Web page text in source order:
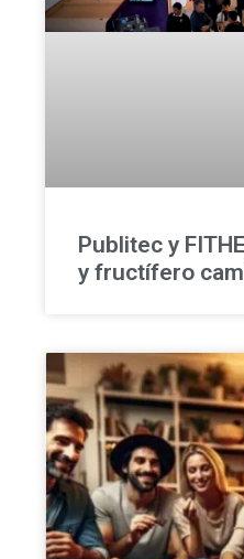
Publitec y
y fructífero